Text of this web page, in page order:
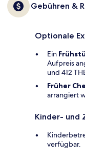
Gebühren &
Optionale
Ein
Aufpreis
und 412
Früher
arrangiert
Kinder- und
verfügbar.